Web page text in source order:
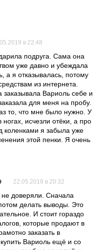
в 22:48
подруга. Сама она
уже давно и убеждала
а я отказывалась, потому
из интернета.
заказывала Вариоль себе и
для меня на пробу.
то, что мне было нужно. У
исчезли отёки, а про
коленками я забыла уже
этой пенки. Я очень
22.05.2019 в 20:32
доверяли. Сначала
делать выводы. Это
И стоит гораздо
которые продают в
заказать в
Вариоль ещё и со